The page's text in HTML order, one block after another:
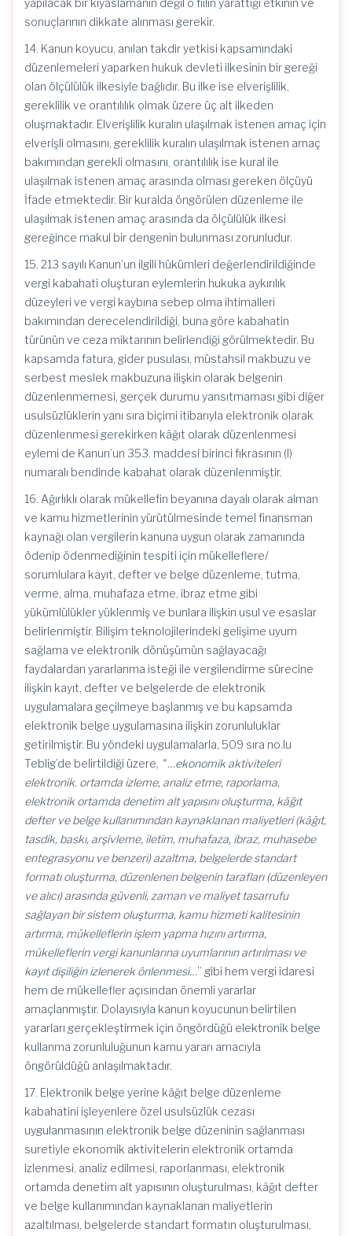
yapılacak bir kıyaslamanın değil o fiilin yarattığı etkinin ve
sonuçlarının dikkate alınması gerekir.
14. Kanun koyucu, anılan takdir yetkisi kapsamındaki
düzenlemeleri yaparken hukuk devleti ilkesinin bir gereği
olan ölçülülük ilkesiyle bağlıdır. Bu ilke ise elverişlilik,
gereklilik ve orantılılık olmak üzere üç alt ilkeden
oluşmaktadır. Elverişlilik kuralın ulaşılmak istenen amaç için
elverişli olmasını, gereklilik kuralın ulaşılmak istenen amaç
bakımından gerekli olmasını, orantılılık ise kural ile
ulaşılmak istenen amaç arasında olması gereken ölçüyü
İfade etmektedir. Bir kuralda öngörülen düzenleme ile
ulaşılmak istenen amaç arasında da ölçülülük ilkesi
gereğince makul bir dengenin bulunması zorunludur.
15. 213 sayılı Kanun’un ilgili hükümleri değerlendirildiğinde
vergi kabahati oluşturan eylemlerin hukuka aykırılık
düzeyleri ve vergi kaybına sebep olma ihtimalleri
bakımından derecelendirildiği, buna göre kabahatin
türünün ve ceza miktarının belirlendiği görülmektedir. Bu
kapsamda fatura, gider pusulası, müstahsil makbuzu ve
serbest meslek makbuzuna ilişkin olarak belgenin
düzenlenmemesi, gerçek durumu yansıtmaması gibi diğer
usulsüzlüklerin yanı sıra biçimi itibarıyla elektronik olarak
düzenlenmesi gerekirken kâğıt olarak düzenlenmesi
eylemi de Kanun’un 353. maddesi birinci fıkrasının (l)
numaralı bendinde kabahat olarak düzenlenmiştir.
16. Ağırlıklı olarak mükellefin beyanına dayalı olarak alman
ve kamu hizmetlerinin yürütülmesinde temel finansman
kaynağı olan vergilerin kanuna uygun olarak zamanında
ödenip ödenmediğinin tespiti için mükelleflere/
sorumlulara kayıt, defter ve belge düzenleme, tutma,
verme, alma, muhafaza etme, ibraz etme gibi
yükümlülükler yüklenmiş ve bunlara ilişkin usul ve esaslar
belirlenmiştir. Bilişim teknolojilerindeki gelişime uyum
sağlama ve elektronik dönüşümün sağlayacağı
faydalardan yararlanma isteği ile vergilendirme sürecine
ilişkin kayıt, defter ve belgelerde de elektronik
uygulamalara geçilmeye başlanmış ve bu kapsamda
elektronik belge uygulamasına ilişkin zorunluluklar
getirilmiştir. Bu yöndeki uygulamalarla, 509 sıra no.lu
Teblig’de belirtildiği üzere, ” …ekonomik aktiviteleri
elektronik. ortamda izleme, analiz etme, raporlama,
elektronik ortamda denetim alt yapısını oluşturma, kâğıt
defter ve belge kullanımından kaynaklanan maliyetleri (kâğıt,
tasdik, baskı, arşivleme, iletim, muhafaza, ibraz, muhasebe
entegrasyonu ve benzeri) azaltma, belgelerde standart
formatı oluşturma, düzenlenen belgenin tarafları (düzenleyen
ve alıcı) arasında güvenli, zaman ve maliyet tasarrufu
sağlayan bir sistem oluşturma, kamu hizmeti kalitesinin
artırma, mükelleflerin işlem yapma hızını artırma,
mükelleflerin vergi kanunlarına uyumlarının artırılması ve
kayıt dişiliğin izlenerek önlenmesi…” gibi hem vergi idaresi
hem de mükellefler açısından önemli yararlar
amaçlanmıştır. Dolayısıyla kanun koyucunun belirtilen
yararları gerçekleştirmek için öngördüğü elektronik belge
kullanma zorunluluğunun kamu yararı amacıyla
öngörüldüğü anlaşılmaktadır.
17. Elektronik belge yerine kâğıt belge düzenleme
kabahatini işleyenlere özel usulsüzlük cezası
uygulanmasının elektronik belge düzeninin sağlanması
suretiyle ekonomik aktivitelerin elektronik ortamda
izlenmesi, analiz edilmesi, raporlanması, elektronik
ortamda denetim alt yapısının oluşturulması, kâğıt defter
ve belge kullanımından kaynaklanan maliyetlerin
azaltılması, belgelerde standart formatın oluşturulması,